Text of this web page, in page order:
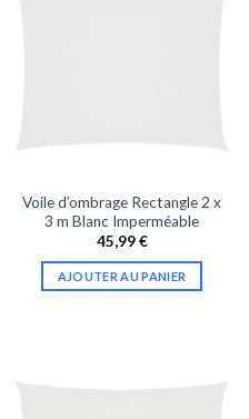
Voile d’ombrage Rectangle 2 x
3 m Blanc Imperméable
45,99€
AJOUTER AU PANIER